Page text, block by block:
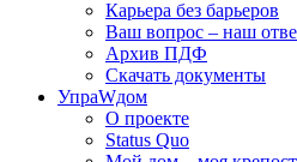
Карьера без барьеров
Ваш вопрос – наш
Архив ПДФ
Скачать документы
УпраWдом
О проекте
Status Quo